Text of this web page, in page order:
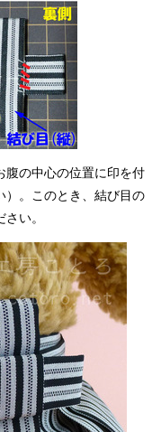
腹の中心の位置に印を付
）。このとき、結び目の
い。